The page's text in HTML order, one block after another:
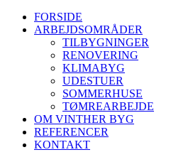
FORSIDE
ARBEJDSOMRÅDER
TILBYGNINGER
RENOVERING
KLIMABYG
UDESTUER
SOMMERHUSE
TØMREARBEJDE
OM VINTHER BYG
REFERENCER
KONTAKT